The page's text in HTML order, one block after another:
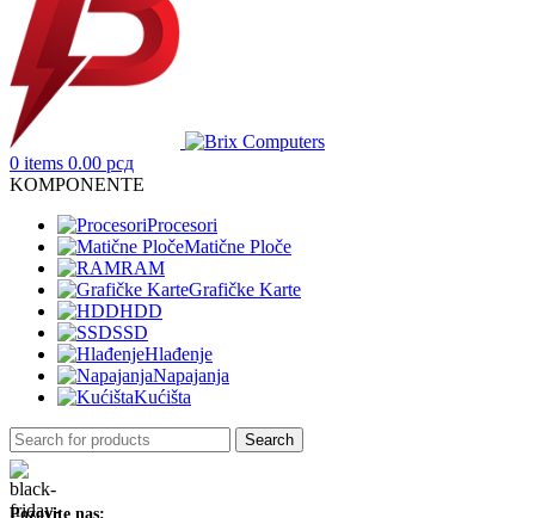
0 items 0.00 рсд
KOMPONENTE
Procesori
Matične Ploče
RAM
Grafičke Karte
HDD
SSD
Hlađenje
Napajanja
Kućišta
Search
Pozovite nas: